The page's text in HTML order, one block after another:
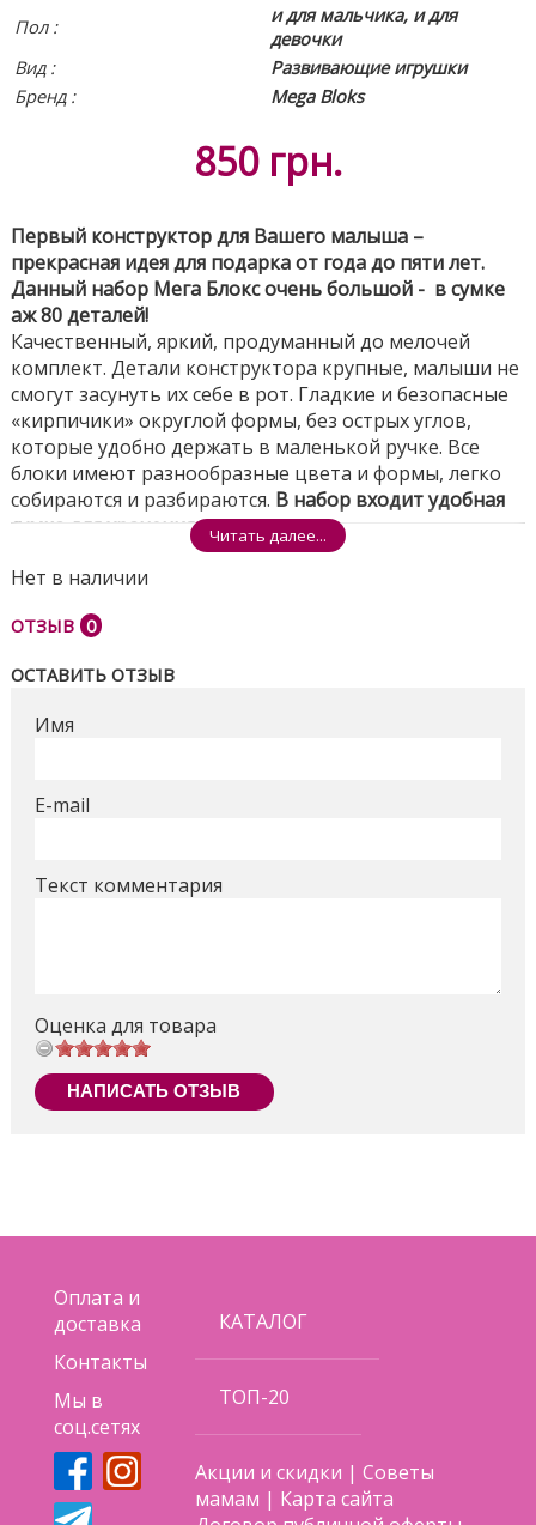
Пол :
и для мальчика, и для
девочки
Вид :
Развивающие игрушки
Бренд :
Mega Bloks
850 грн.
Первый конструктор для Вашего малыша –
прекрасная идея для подарка от года до пяти лет.
Данный набор Мега Блокс очень большой - в сумке
аж 80 деталей!
Качественный, яркий, продуманный до мелочей
комплект. Детали конструктора крупные, малыши не
смогут засунуть их себе в рот. Гладкие и безопасные
«кирпичики» округлой формы, без острых углов,
которые удобно держать в маленькой ручке. Все
блоки имеют разнообразные цвета и формы, легко
собираются и разбираются. В набор входит удобная
сумка для хранения.
Эти милые блоки стимулирует игру с
неограниченными вариантами и помогают
моторику рук, логику и воображение.
обучающего строительства
Читать далее...
Нет в наличии
ОТЗЫВ 0
ОСТАВИТЬ ОТЗЫВ
Имя
E-mail
Текст комментария
Оценка для товара
НАПИСАТЬ ОТЗЫВ
Оплата и
доставка
Контакты
Мы в
соц.сетях
КАТАЛОГ
ТОП-20
Акции и скидки |Советы
мамам | Карта сайта